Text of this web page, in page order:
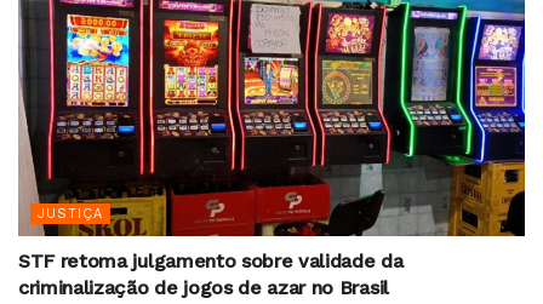
JUSTIÇA
STF retoma julgamento sobre validade da
criminalização de jogos de azar no Brasil